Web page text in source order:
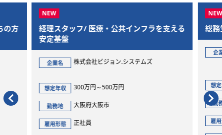
の方
経理スタッフ/ 医療・公共インフラを支える
安定基盤
企業名 株式会社ビジョン.システムズ
想定年収 300万円～500万円
勤務地 大阪府大阪市
雇用形態 正社員
総務
企
想
勤
雇